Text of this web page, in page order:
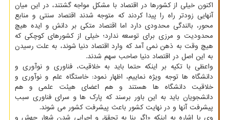
اکنون خیلی از کشورها در اقتصاد با مشکل مواجه گشتند، در این میان
آنهایی زودتر راه را پیدا کردند که متوجه شدند اقتصاد سنتی و منابع
محور، بالندگی محدودی دارد اما اقتصاد متکی بر دانش و ایده هیچ
محدودیت و مرزی برای توسعه ندارد؛ خیلی از کشورهای کوچکی که
هیچ وقت به ذهن نمی آمد که وارد اقتصاد دنیا شوند، به علت رسیدن
به این اصل در اقتصاد دنیا صاحب سهم شدند.
واعظی با تکیه بر اینکه حتما باید به خلاقیت، فناوری و نوآوری و
دانشگاه ها توجه ویژه نماییم، اظهار نمود: خاستگاه علم و نوآوری و
خلاقیت دانشگاه ها هستند و هم اعضای هیئت علمی و هم
دانشجویان باید به این باور برسند که پارک ها و سرای فناوری سبب
پیشرفت آنها و در نهایت کشور باعث پیشرفت کشور می شوند.
وی با اشاره به اینکه «اگر بنا به تحقق و اجرایی شدن شعار جهش و